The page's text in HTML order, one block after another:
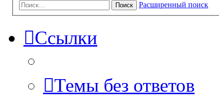
Поиск Расширенный поиск
Ссылки
Темы без ответов